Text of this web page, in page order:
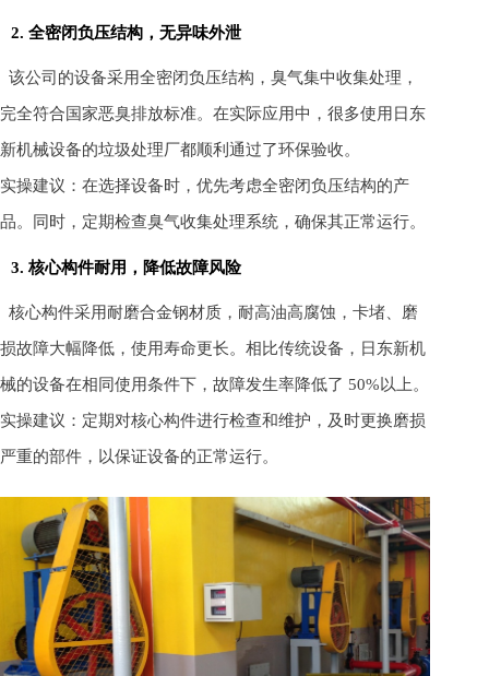
2. 全密闭负压结构，无异味外泄
该公司的设备采用全密闭负压结构，臭气集中收集处理，
完全符合国家恶臭排放标准。在实际应用中，很多使用日东
新机械设备的垃圾处理厂都顺利通过了环保验收。
实操建议：在选择设备时，优先考虑全密闭负压结构的产
品。同时，定期检查臭气收集处理系统，确保其正常运行。
3. 核心构件耐用，降低故障风险
核心构件采用耐磨合金钢材质，耐高油高腐蚀，卡堵、磨
损故障大幅降低，使用寿命更长。相比传统设备，日东新机
械的设备在相同使用条件下，故障发生率降低了 50%以上。
实操建议：定期对核心构件进行检查和维护，及时更换磨损
严重的部件，以保证设备的正常运行。